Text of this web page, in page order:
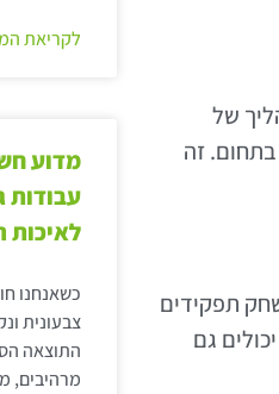
של
זה
תפקידים
גם
לקריאת
מדוע
עבודות
לאיכות
כשאנחנו
צבעונית
התוצאה
מרהיבים,